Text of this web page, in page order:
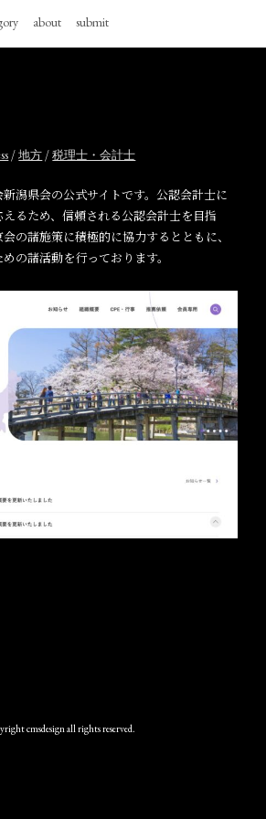
about submit
/地方 /税理士・会計士
潟県会の公式サイトです。公認会計士に
るため、信頼される公認会計士を目指
の諸施策に積極的に協力するとともに、
の諸活動を行っております。
cmsdesign all rights reserved.